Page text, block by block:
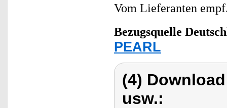
Vom Lieferanten
Bezugsquelle
PEARL
(4)
usw.: